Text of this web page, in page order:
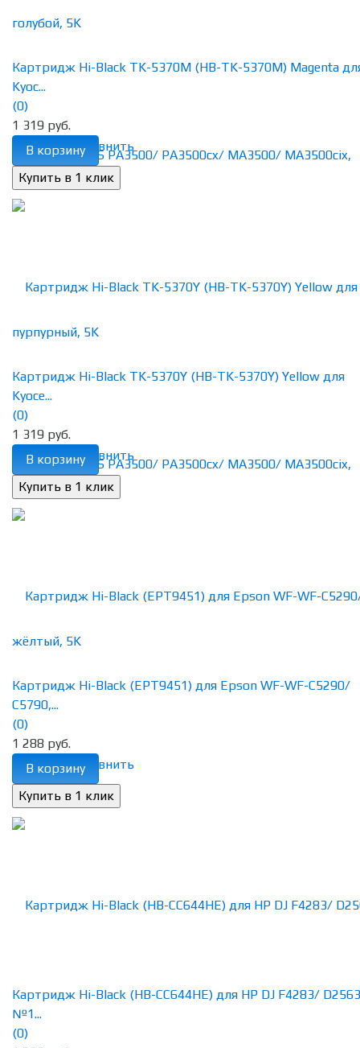
избранное сравнить
Картридж Hi-Black TK-5370M (HB-TK-5370M) Magenta
Kyoc...
(0)
1 319 руб.
В корзину
избранное сравнить
Картридж Hi-Black TK-5370Y (HB-TK-5370Y) Yellow для
Kyoce...
(0)
1 319 руб.
В корзину
избранное сравнить
Картридж Hi-Black (EPT9451) для Epson WF-WF-C5290/
С5790,...
(0)
1 288 руб.
В корзину
Картридж Hi-Black (HB-CC644HE) для HP DJ F4283/
№1...
(0)